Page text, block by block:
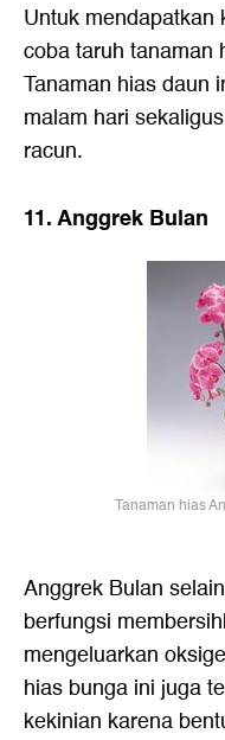
Untuk mendapatkan
coba taruh tanaman
Tanaman hias daun
malam hari
racun.
11. Anggrek Bulan
Tanaman hias
Anggrek Bulan
berfungsi
mengeluarkan
hias bunga ini juga
kekinian karena